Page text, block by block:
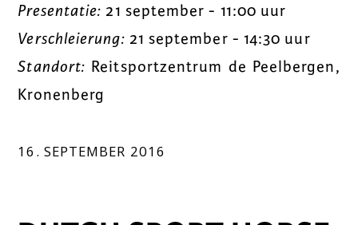
Presentatie: 21 september - 11:00 uur
Verschleierung: 21 september - 14:30 uur
Standort: Reitsportzentrum de Peelbergen,
Kronenberg
16. SEPTEMBER 2016